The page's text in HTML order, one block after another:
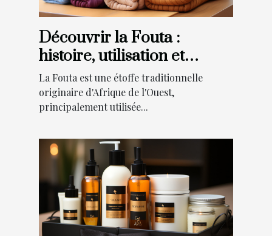
Découvrir la Fouta :
histoire, utilisation et
tendances actuelles
La Fouta est une étoffe traditionnelle
originaire d'Afrique de l'Ouest,
principalement utilisée...